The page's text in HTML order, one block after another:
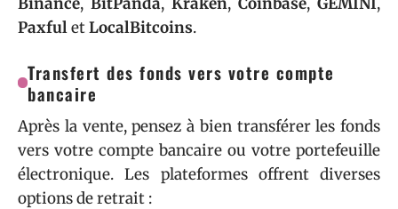
PaxfuletLocalBitcoins.
Transfert des fonds vers votre compte
bancaire
Après la vente, pensez à bien transférer les fonds
vers votre compte bancaire ou votre portefeuille
électronique. Les plateformes offrent diverses
options de retrait :